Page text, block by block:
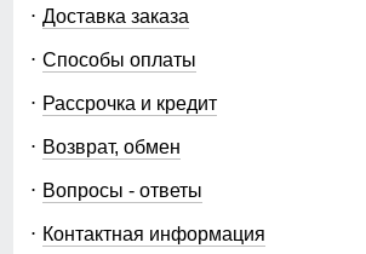
Доставка заказа
Способы оплаты
Рассрочка и кредит
Возврат, обмен
Вопросы - ответы
Контактная информация